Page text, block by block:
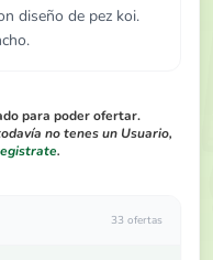
diseño de pez koi.
para poder ofertar.
no tenes un Usuario,
.
33 ofertas